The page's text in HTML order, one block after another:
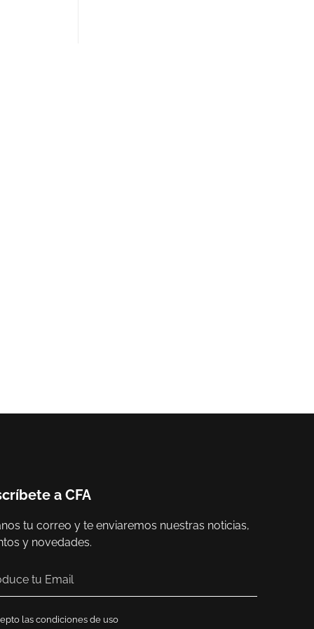
a CFA
tu correo y te enviaremos nuestras noticias,
y novedades.
las condiciones de uso